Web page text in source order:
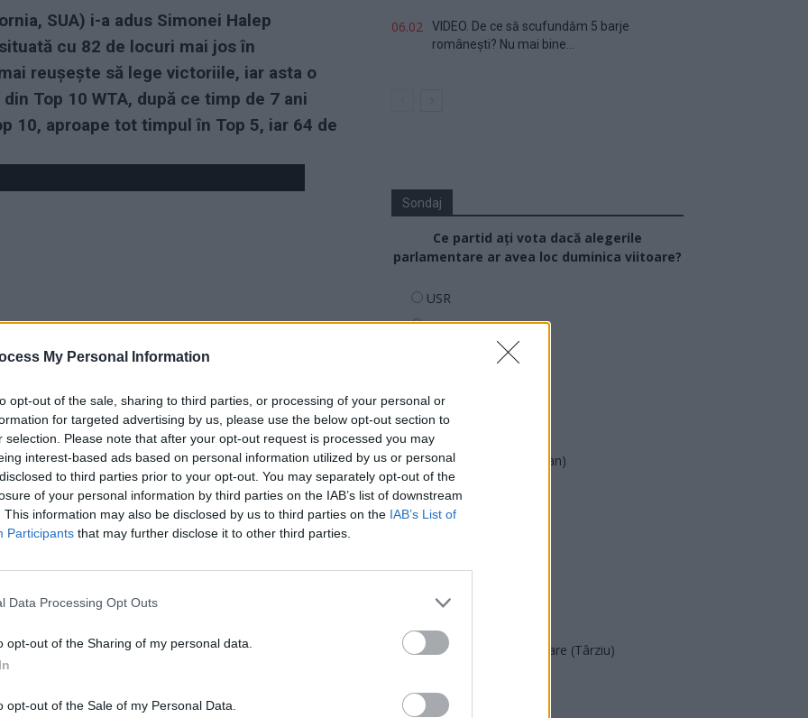
My Personal Information
opt-out of the sale, sharing to third parties, or processing of your personal or
for targeted advertising by us, please use the below opt-out section to
selection. Please note that after your opt-out request is processed you may
interest-based ads based on personal information utilized by us or personal
to third parties prior to your opt-out. You may separately opt-out of the
of your personal information by third parties on the IAB’s list of downstream
This information may also be disclosed by us to third parties on the IAB’s List of
Participants that may further disclose it to other third parties.
Data Processing Opt Outs
opt-out of the Sharing of my personal data.
opt-out of the Sale of my Personal Data.
SUA) i-a adus Simonei Halep
cu 82 de locuri mai jos în
reușește să lege victoriile, iar asta o
Top 10 WTA, după ce timp de 7 ani
10, aproape tot timpul în Top 5, iar 64 de
(Belarus, 27 de ani, locul 100 WTA) –Simona Halep
numărul 3 a Belarusului (după Sabalenka și
câștigătoare de la US Open, Emma Răducanu (locul
06.02
VIDEO. De ce să scufundăm 5 barje
românești? Nu mai bine...
Sondaj
Ce partid ați vota dacă alegerile
parlamentare ar avea loc duminica viitoare?
USR
PNL
UDMR
PMP (Tomac)
Forța Dreptei (L. Orban)
REPER
SOS (Șoșoacă)
POT (Gavrilă)
Acțiunea Conservatoare (Târziu)
PUSL (D. Voiculescu)